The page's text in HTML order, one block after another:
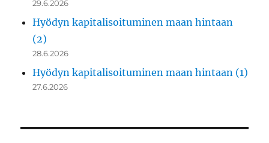
29.6.2026
Hyödyn kapitalisoituminen maan hintaan
(2)
28.6.2026
Hyödyn kapitalisoituminen maan hintaan (1)
27.6.2026